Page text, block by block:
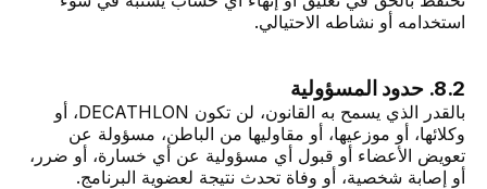
استخدامه أو نشاطه الاحتيالي.
8.2. حدود المسؤولية
بالقدر الذي يسمح به القانون، لن تكون DECATHLON، أو
وكلائها، أو موزعيها، أو مقاوليها من الباطن، مسؤولة عن
تعويض الأعضاء أو قبول أي مسؤولية عن أي خسارة، أو ضرر،
أو إصابة شخصية، أو وفاة تحدث نتيجة لعضوية البرنامج.